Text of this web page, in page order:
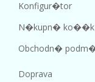
Konfigur�tor
N�kupn� ko��k
Obchodn�
Doprava